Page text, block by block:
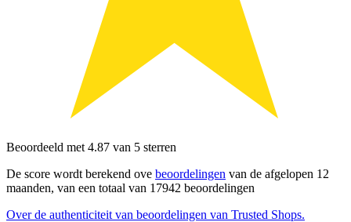
Beoordeeld met 4.87 van 5 sterren
De score wordt berekend ove beoordelingen van de afgelopen 12
maanden, van een totaal van 17942 beoordelingen
Over de authenticiteit van beoordelingen van Trusted Shops.